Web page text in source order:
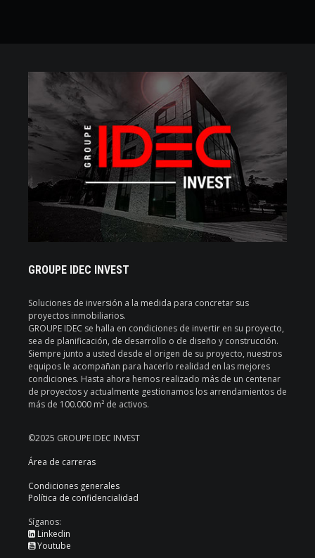
GROUPE IDEC INVEST
Soluciones de inversión a la medida para concretar sus
proyectos inmobiliarios.
GROUPE IDEC se halla en condiciones de invertir en su proyecto,
sea de planificación, de desarrollo o de diseño y construcción.
Siempre junto a usted desde el origen de su proyecto, nuestros
equipos le acompañan para hacerlo realidad en las mejores
condiciones. Hasta ahora hemos realizado más de un centenar
de proyectos y actualmente gestionamos los arrendamientos de
más de 100.000 m² de activos.
©2025 GROUPE IDEC INVEST
Área de carreras
Condiciones generales
Política de confidencialidad
Síganos:
Linkedin
Youtube